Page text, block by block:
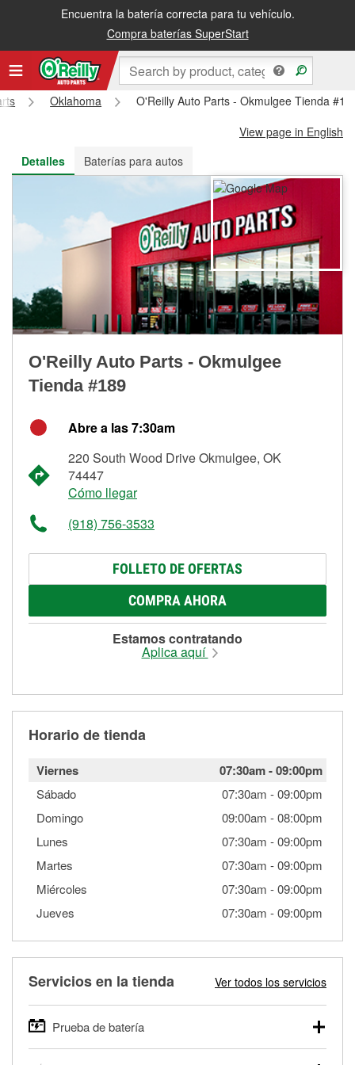
Encuentra la batería correcta para tu vehículo.
Compra baterías SuperStart
Recibe tu orden gratis al día siguiente o recógela en la tienda
Oklahoma
O'Reilly Auto Parts - Okmulgee Tienda
View page in English
Detalles
Baterías para autos
O'Reilly Auto Parts - Okmulgee
Tienda #189
Abre a las 7:30am
220 South Wood Drive Okmulgee, OK
74447
Cómo llegar
(918) 756-3533
FOLLETO DE OFERTAS
COMPRA AHORA
Estamos contratando
Aplica aquí
Horario de tienda
Viernes 07:30am-09:00pm
Sábado 07:30am -09:00pm
Domingo
09:00am -08:00pm
Lunes
07:30am -09:00pm
Martes
07:30am -09:00pm
Miércoles
07:30am -09:00pm
Jueves
07:30am -09:00pm
Servicios en la tienda Ver todos los servicios
Prueba de batería